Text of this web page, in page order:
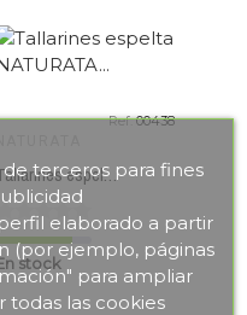
terceros para fines
elaborado a partir
(por ejemplo, páginas
para ampliar
todas las cookies
Ref:00438
Tallarines espelta NATURATA 500 gr ECO
stock